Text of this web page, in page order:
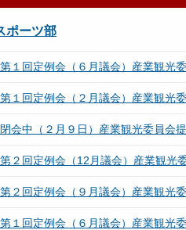
ポーツ部
１回定例会（６月議会）産業観光
１回定例会（２月議会）産業観光
会中（２月９日）産業観光委員会
２回定例会（12月議会）産業観光
２回定例会（９月議会）産業観光
１回定例会（６月議会）産業観光